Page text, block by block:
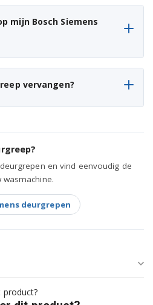
mijn Bosch Siemens
vervangen?
en vind eenvoudig de
deurgrepen